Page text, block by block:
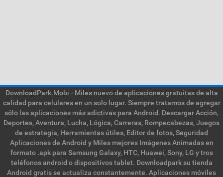
DownloadPark.Mobi - Miles nuevo de aplicaciones gratuitas de alta
calidad para celulares en un solo lugar. Siempre tratamos de agregar
sólo las aplicaciones más adictivas para Android. Descargar Acción,
Deportes, Aventura, Lucha, Lógica, Carreras, Rompecabezas, Juegos
de estrategia, Herramientas útiles, Editor de fotos, Seguridad
Aplicaciones de Android y Miles mejores Imágenes Animadas en
formato .apk para Samsung Galaxy, HTC, Huawei, Sony, LG y tros
teléfonos android o dispositivos tablet. Downloadpark su tienda
Android gratis se actualiza constantemente. Aplicaciones móviles